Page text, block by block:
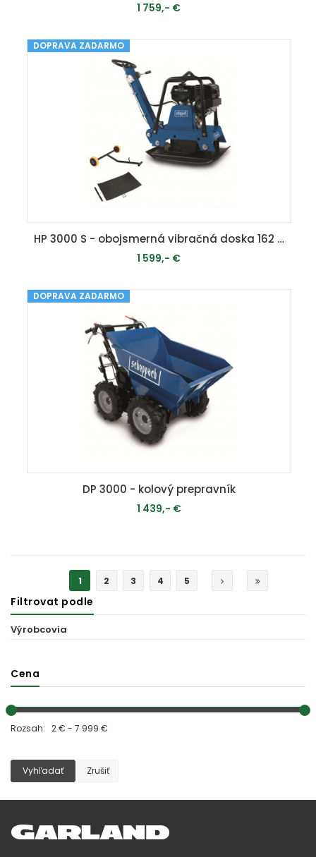
1 759,- €
MOMENTÁLNE VYPREDANÉ
DOPRAVA ZADARMO
HP 3000 S - obojsmerná vibračná doska 162 kg
1 599,- €
MOMENTÁLNE VYPREDANÉ
DOPRAVA ZADARMO
DP 3000 - kolový prepravník
1 439,- €
1 2 3 4 5
Filtrovat podle
Výrobcovia
Cena
Rozsah: 2 € - 7 999 €
Vyhľadať Zrušiť